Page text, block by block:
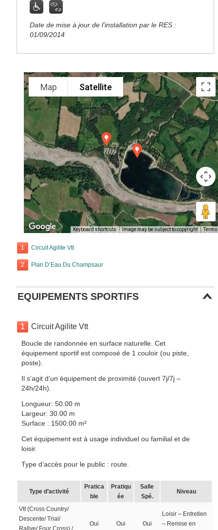
Date de mise à jour de l’installation par le RES :
01/09/2014
Map Satellite
Keyboard shortcuts Image may be subject to copyright Terms
1 Circuit Agilite Vtt
2 Plan D’Eau Du Champsaur
EQUIPEMENTS SPORTIFS
1 Circuit Agilite Vtt
Boucle de randonnée en surface naturelle. Cet
équipement sportif est composé de 1 couloir (ou piste,
poste).
Il s’agit d’un équipement de proximité (ouvert 7j/7j –
24h/24h).
Longueur: 50.00 m
Largeur: 30.00 m
Surface : 1500.00 m²
Cet équipement est à usage individuel ou familial et de
loisir.
Type d’accès pour le public : route.
Type d’activité
Pratica
ble
Pratiqu
ée
Salle
Spé.
Niveau
Vtt (Cross Country/
Descente/ Trial/
Rallye/ Four Cross) /
Oui Oui Oui
Loisir – Entretien
– Remise en